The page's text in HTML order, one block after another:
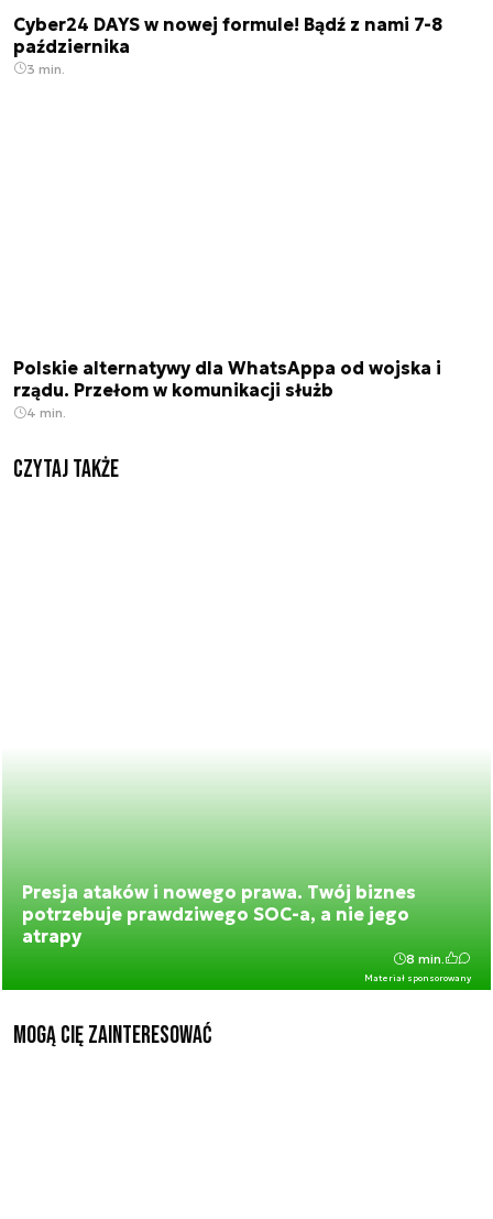
Cyber24 DAYS w nowej formule! Bądź z nami 7-8
października
3 min.
Polskie alternatywy dla WhatsAppa od wojska i
rządu. Przełom w komunikacji służb
4 min.
Czytaj także
Presja ataków i nowego prawa. Twój biznes
potrzebuje prawdziwego SOC-a, a nie jego
atrapy
Materiał sponsorowany
8 min.
Mogą Cię zainteresować